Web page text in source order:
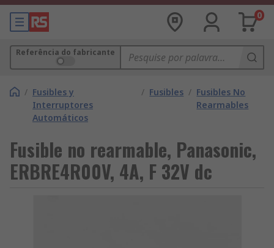
0
Referência do fabricante
/ Fusibles y
Interruptores
Automáticos
/ Fusibles / Fusibles No
Rearmables
Fusible no rearmable, Panasonic,
ERBRE4R00V, 4A, F 32V dc